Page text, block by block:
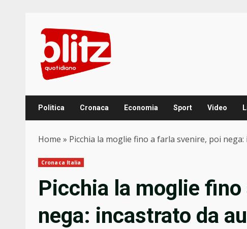
content
Politica Cronaca Economia Sport Video
Home » Picchia la moglie fino a farla svenire, poi
Cronaca Italia
Picchia la moglie
nega: incastrato da